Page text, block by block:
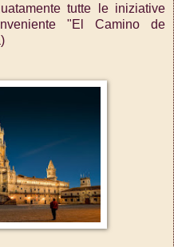
tutte le iniziative
"El Camino de